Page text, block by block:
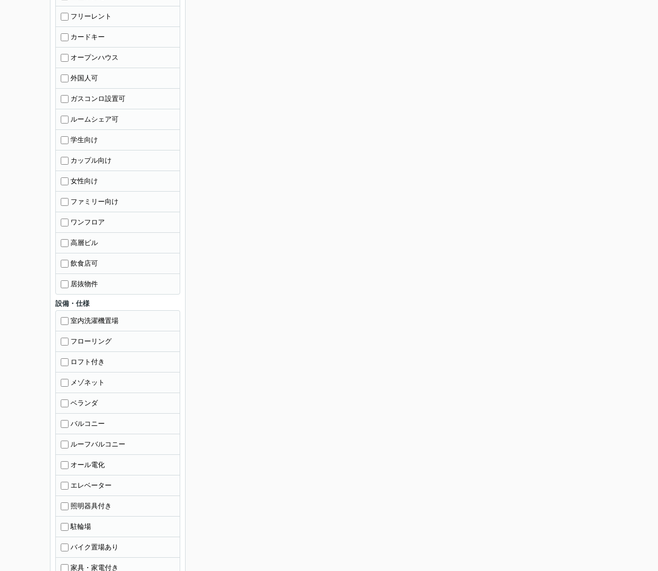
フリーレント
カードキー
オープンハウス
外国人可
ガスコンロ設置可
ルームシェア可
学生向け
カップル向け
女性向け
ファミリー向け
ワンフロア
高層ビル
飲食店可
居抜物件
設備・仕様
室内洗濯機置場
フローリング
ロフト付き
メゾネット
ベランダ
バルコニー
ルーフバルコニー
オール電化
エレベーター
照明器具付き
駐輪場
バイク置場あり
家具・家電付き